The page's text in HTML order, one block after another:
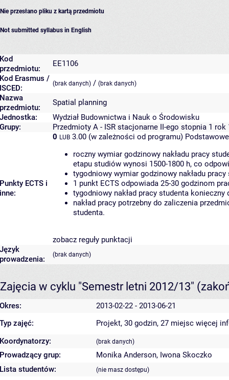
Nie przesłano pliku z kartą przedmiotu
Not submitted syllabus in English
Kod
przedmiotu:
EE1106
Kod Erasmus /
ISCED:
(brak danych) / (brak danych)
Nazwa
przedmiotu:
Spatial planning
Jednostka:
Wydział Budownictwa i Nauk o Środowisku
Grupy:
Przedmioty A - ISR stacjonarne II-ego stopnia 1 rok
Punkty ECTS i
inne:
0 LUB 3.00 (w zależności od programu)
roczny wymiar godzinowy nakładu pracy
etapu studiów wynosi 1500-1800 h, co
tygodniowy wymiar godzinowy nakładu
1 punkt ECTS odpowiada 25-30 godzinom
tygodniowy nakład pracy studenta
nakład pracy potrzebny do zaliczenia
studenta.
zobacz reguły punktacji
Język
prowadzenia:
(brak danych)
Zajęcia w cyklu "Semestr letni 2012/13"
Okres:
2013-02-22 - 2013-06-21
Typ zajęć:
Projekt, 30 godzin, 27 miejsc więcej
Koordynatorzy:
(brak danych)
Prowadzący grup: Monika Anderson, Iwona Skoczko
Lista studentów:
(nie masz dostępu)